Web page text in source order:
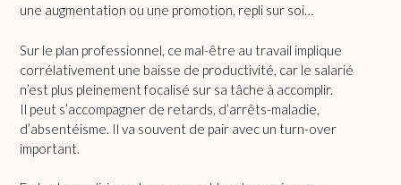
une augmentation ou une promotion, repli sur soi…
Sur le plan professionnel, ce mal-être au travail implique
corrélativement une baisse de productivité, car le salarié
n’est plus pleinement focalisé sur sa tâche à accomplir.
Il peut s’accompagner de retards, d’arrêts-maladie,
d’absentéisme. Il va souvent de pair avec un turn-over
important.